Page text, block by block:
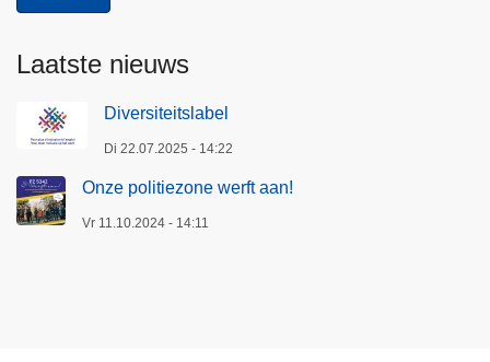
Laatste nieuws
Diversiteitslabel
Di 22.07.2025 - 14:22
Onze politiezone werft aan!
Vr 11.10.2024 - 14:11